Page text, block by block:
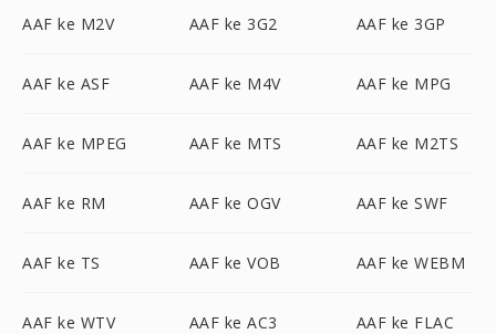
AAF ke M2V AAF ke 3G2 AAF ke 3GP
AAF ke ASF AAF ke M4V AAF ke MPG
AAF ke MPEG AAF ke MTS AAF ke M2TS
AAF ke RM AAF ke OGV AAF ke SWF
AAF ke TS AAF ke VOB AAF ke WEBM
AAF ke WTV AAF ke AC3 AAF ke FLAC